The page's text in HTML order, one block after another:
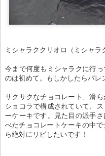
ミシャラククリオロ（ミシャラ
今まで何度もミシャラクに行
のは初めて。もしかしたらバレ
サクサクなチョコレート、滑
ショコラで構成されていて、
ーケーキです。見た目の派手
べたチョコレートケーキの中
ら絶対にリピしたいです！